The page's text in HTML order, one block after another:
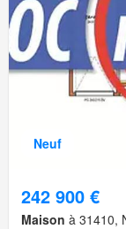
Neuf
242 900 €
Maison à 31410,